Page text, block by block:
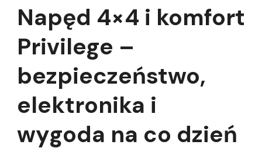
Napęd 4×4 i komfort
Privilege –
bezpieczeństwo,
elektronika i
wygoda na co dzień